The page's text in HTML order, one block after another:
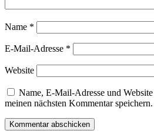
Name *
E-Mail-Adresse *
Website
Name, E-Mail-Adresse und
meinen nächsten Kommentar speichern.